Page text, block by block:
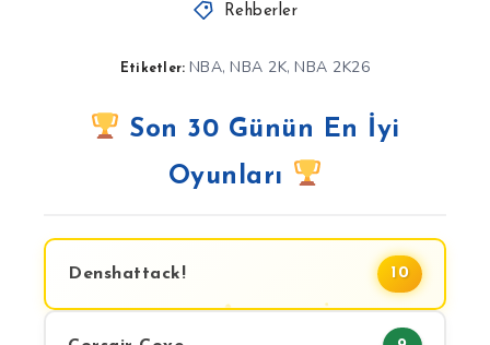
Rehberler
Etiketler: NBA,NBA 2K,NBA 2K26
Son 30 Günün En İyi
Oyunları
Denshattack! 10